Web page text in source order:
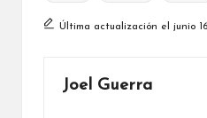
Última actualización el junio
Joel Guerra